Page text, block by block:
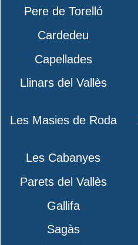
Pere de Torelló
Cardedeu
Capellades
Llinars del Vallès
Les Masies de Roda
Les Cabanyes
Parets del Vallès
Gallifa
Sagàs